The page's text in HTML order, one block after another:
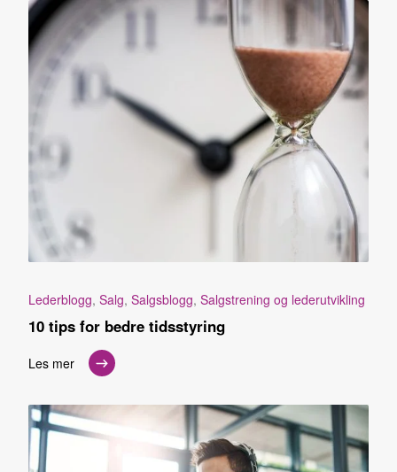
Lederblogg, Salg, Salgsblogg, Salgstrening og lederutvikling
10 tips for bedre tidsstyring
Les mer